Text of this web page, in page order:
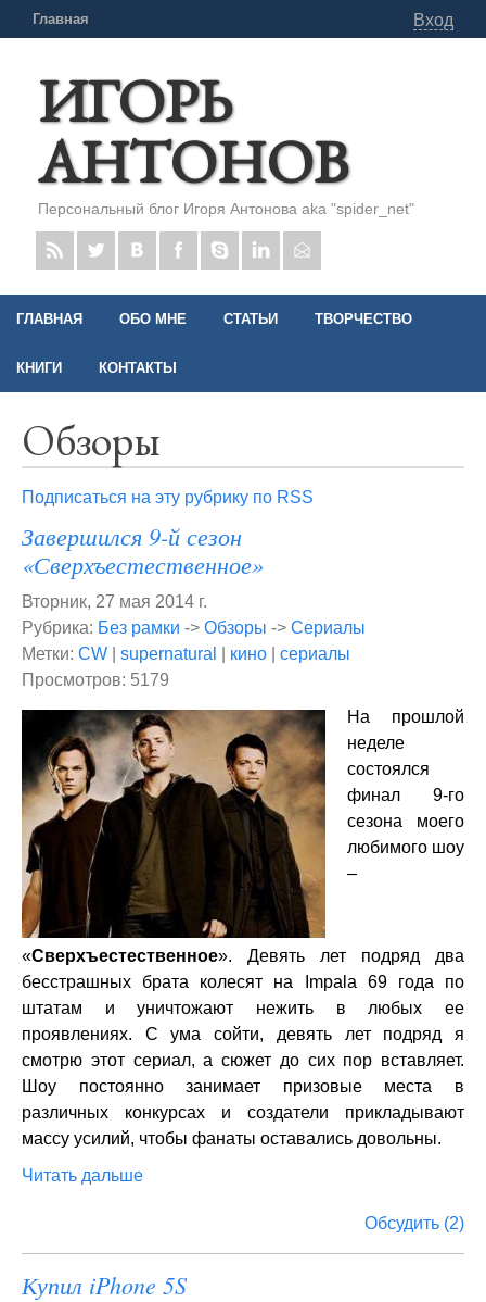
Главная Вход
ИГОРЬ
АНТОНОВ
Персональный блог Игоря Антонова aka "spider_net"
ГЛАВНАЯ ОБО МНЕ СТАТЬИ ТВОРЧЕСТВО
КНИГИ КОНТАКТЫ
Обзоры
Подписаться на эту рубрику по RSS
Завершился 9-й сезон
«Сверхъестественное»
Вторник, 27 мая 2014 г.
Рубрика: Без рамки -> Обзоры -> Сериалы
Метки: CW supernatural кино
сериалы
Просмотров: 5179
На прошлой
неделе
состоялся
финал 9-го
сезона моего
любимого шоу
–
«Сверхъестественное». Девять лет подряд два
бесстрашных брата колесят на Impala 69 года по
штатам и уничтожают нежить в любых ее
проявлениях. С ума сойти, девять лет подряд я
смотрю этот сериал, а сюжет до сих пор вставляет.
Шоу постоянно занимает призовые места в
различных конкурсах и создатели прикладывают
массу усилий, чтобы фанаты оставались довольны.
Читать дальше
Обсудить (2)
Купил iPhone 5S